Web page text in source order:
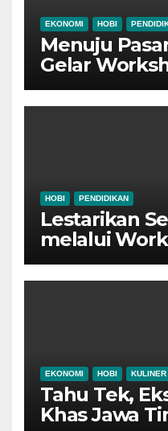
EKONOMI HOBI
Menuju
Gelar
Tradisional
HOBI PENDIDIKAN
Lestarikan
melalui
Pertunjukan
Ponorogo
EKONOMI HOBI KULINER
Tahu Tek,
Khas Jawa